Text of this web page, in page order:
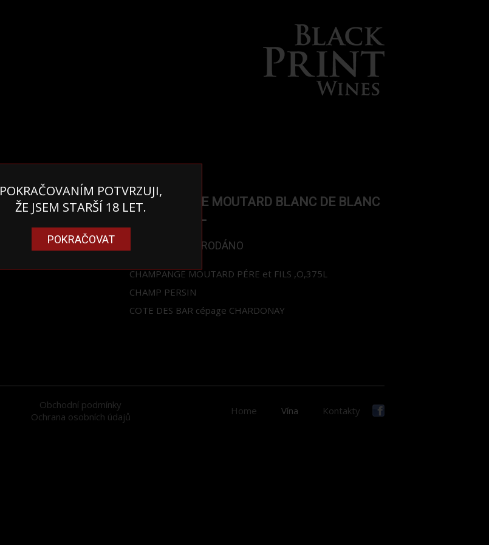
CHAMPANGE MOUTARD BLANC DE BLANC
BRUT ,O,375L
VYPRODÁNO
CHAMPANGE MOUTARD PÉRE et FILS ,O,375L
CHAMP PERSIN
COTE DES BAR cépage CHARDONAY
Obchodní podmínky
Ochrana osobních údajů
Home Vína Kontakty
POKRAČOVANÍM POTVRZUJI,
ŽE JSEM STARŠÍ 18 LET.
POKRAČOVAT